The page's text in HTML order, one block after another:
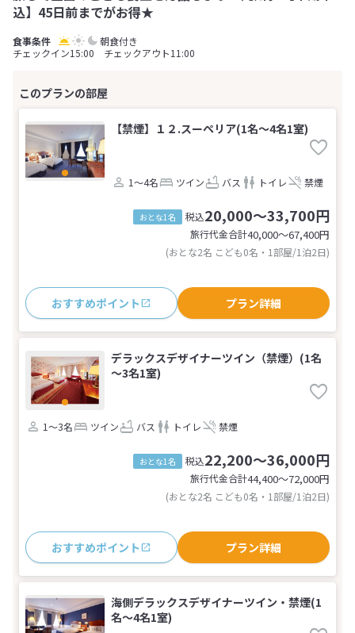
込】45日前までがお得★
朝食付き
チェックイン15:00 チェックアウト11:00
【禁煙】１２.スーペリア(1名～4名1室)
1～4名 ツイン バス トイレ 禁煙
おとな1名 税込20,000～33,700円
旅行代金合計40,000〜67,400円
(おとな2名 こども0名・1部屋/1泊2日)
おすすめポイント プラン詳細
デラックスデザイナーツイン（禁煙）(1名
～3名1室)
1～3名 ツイン バス トイレ 禁煙
おとな1名 税込22,200～36,000円
旅行代金合計44,400〜72,000円
(おとな2名 こども0名・1部屋/1泊2日)
おすすめポイント プラン詳細
海側デラックスデザイナーツイン・禁煙(1
名～4名1室)